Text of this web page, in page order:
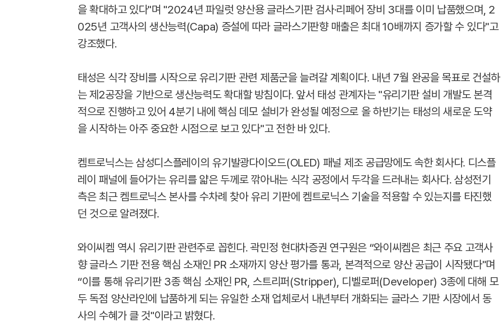
을 확대하고 있다"며 "2024년 파일럿 양산용 글라스기판 검사·리페어 장비 3대를 이미 납품했으며, 2
025년 고객사의 생산능력(Capa) 증설에 따라 글라스기판향 매출은 최대 10배까지 증가할 수 있다"고
강조했다.
태성은 식각 장비를 시작으로 유리기판 관련 제품군을 늘려갈 계획이다. 내년 7월 완공을 목표로 건설하
는 제2공장을 기반으로 생산능력도 확대할 방침이다. 앞서 태성 관계자는 "유리기판 설비 개발도 본격
적으로 진행하고 있어 4분기 내에 핵심 데모 설비가 완성될 예정으로 올 하반기는 태성의 새로운 도약
을 시작하는 아주 중요한 시점으로 보고 있다"고 전한 바 있다.
켐트로닉스는 삼성디스플레이의 유기발광다이오드(OLED) 패널 제조 공급망에도 속한 회사다. 디스플
레이 패널에 들어가는 유리를 얇은 두께로 깎아내는 식각 공정에서 두각을 드러내는 회사다. 삼성전기
측은 최근 켐트로닉스 본사를 수차례 찾아 유리 기판에 켐트로닉스 기술을 적용할 수 있는지를 타진했
던 것으로 알려졌다.
와이씨켐 역시 유리기판 관련주로 꼽힌다. 곽민정 현대차증권 연구원은 “와이씨켐은 최근 주요 고객사
향 글라스 기판 전용 핵심 소재인 PR 소재까지 양산 평가를 통과, 본격적으로 양산 공급이 시작됐다"며
“이를 통해 유리기판 3종 핵심 소재인 PR, 스트리퍼(Stripper), 디벨로퍼(Developer) 3종에 대해 모
두 독점 양산라인에 납품하게 되는 유일한 소재 업체로서 내년부터 개화되는 글라스 기판 시장에서 동
사의 수혜가 클 것"이라고 밝혔다.